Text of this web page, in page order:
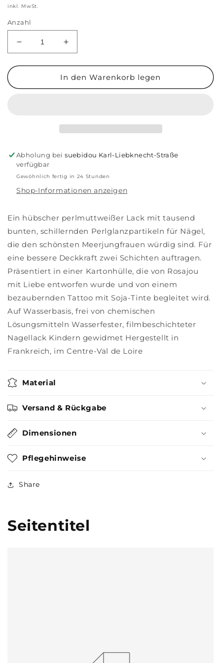
Preis
inkl. MwSt.
Anzahl
Verringere
die
Menge
Nagellack
Erhöhe
die
Menge
für
Nagellack
In den Warenkorb legen
Abholung beisuebidou Karl-Liebknecht-Straße
verfügbar
Gewöhnlich fertig in 24 Stunden
Shop-Informationen anzeigen
Ein hübscher perlmuttweißer Lack mit tausend
bunten, schillernden Perlglanzpartikeln für Nägel,
die den schönsten Meerjungfrauen würdig sind. Für
eine bessere Deckkraft zwei Schichten auftragen.
Präsentiert in einer Kartonhülle, die von Rosajou
mit Liebe entworfen wurde und von einem
bezaubernden Tattoo mit Soja-Tinte begleitet wird.
Auf Wasserbasis, frei von chemischen
Lösungsmitteln Wasserfester, filmbeschichteter
Nagellack Kindern gewidmet Hergestellt in
Frankreich, im Centre-Val de Loire
Material
Versand & Rückgabe
Dimensionen
Pflegehinweise
Share
Seitentitel